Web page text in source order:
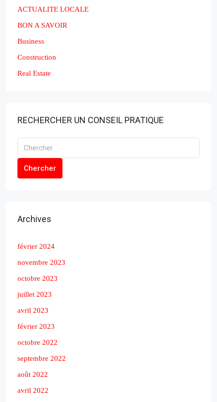
ACTUALITE LOCALE
BON A SAVOIR
Business
Construction
Real Estate
RECHERCHER UN CONSEIL PRATIQUE
Chercher
Archives
février 2024
novembre 2023
octobre 2023
juillet 2023
avril 2023
février 2023
octobre 2022
septembre 2022
août 2022
avril 2022